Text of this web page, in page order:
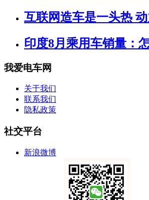
互联网造车是一头热
印度8月乘用车销量：
我爱电车网
关于我们
联系我们
隐私政策
社交平台
新浪微博